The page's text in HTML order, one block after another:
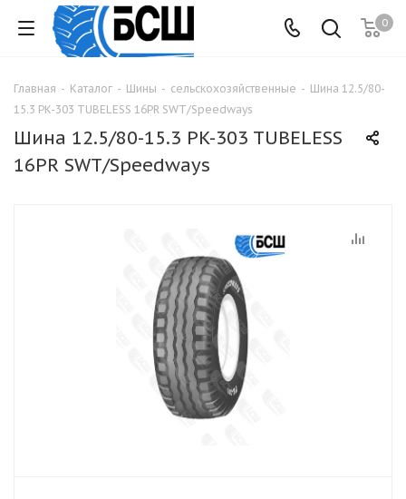
0
Главная - Каталог - Шины - сельскохозяйственные - Шина 12.5/80-
15.3 PK-303 TUBELESS 16PR SWT/Speedways
Шина 12.5/80-15.3 PK-303 TUBELESS
16PR SWT/Speedways